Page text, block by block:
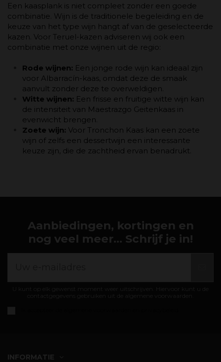
Een kaasplank is niet compleet zonder een goede
combinatie. Wijn is de traditionele begeleiding en de
keuze van het type wijn hangt af van de geselecteerde
kazen. Voor Teruel-kazen adviseren wij ook een
combinatie met onze wijnen uit de regio:
Rode wijnen: Een jonge rode wijn kan ideaal zijn
voor Albarracín-kaas, omdat deze de smaak
aanvult zonder deze te overweldigen.
Witte wijnen: Een frisse en fruitige witte wijn kan
de intensiteit van Maestrazgo Geitenkaas in
evenwicht brengen.
Zoete wijn: Voor Tronchon Kaas kan een zoete
wijn of zelfs een dessertwijn een interessante
keuze zijn, die de zachtheid ervan benadrukt.
Aanbiedingen, kortingen en
nog veel meer... Schrijf je in!
INFORMATIE